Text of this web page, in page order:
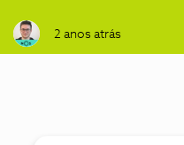
2 anos atrás